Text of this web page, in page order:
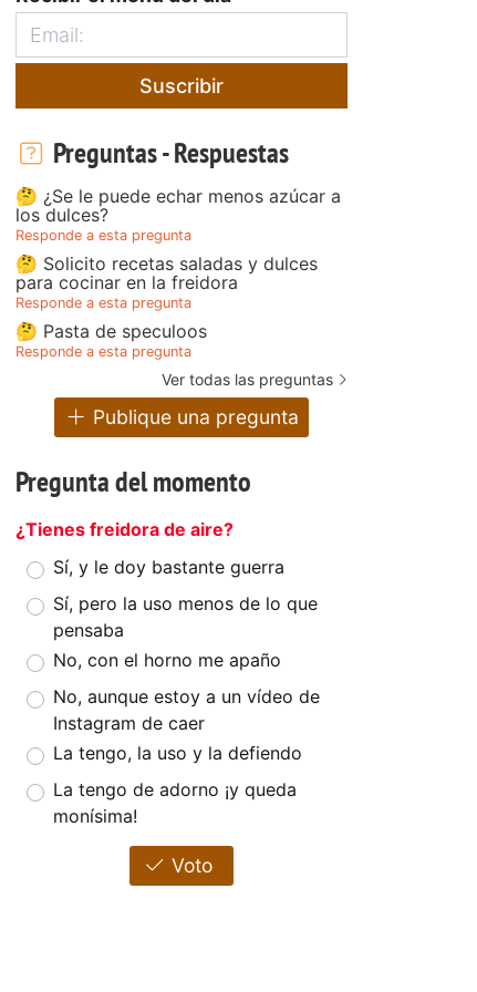
Suscribir
Preguntas - Respuestas
🤔 ¿Se le puede echar menos azúcar a
los dulces?
Responde a esta pregunta
🤔 Solicito recetas saladas y dulces
para cocinar en la freidora
Responde a esta pregunta
🤔 Pasta de speculoos
Responde a esta pregunta
Ver todas las preguntas
Publique una pregunta
Pregunta del momento
¿Tienes freidora de aire?
Sí, y le doy bastante guerra
Sí, pero la uso menos de lo que
pensaba
No, con el horno me apaño
No, aunque estoy a un vídeo de
Instagram de caer
La tengo, la uso y la defiendo
La tengo de adorno ¡y queda
monísima!
Voto